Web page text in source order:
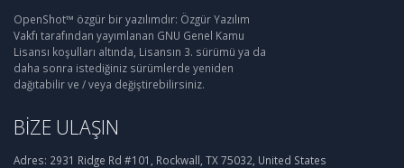
OpenShot™ özgür bir yazılımdır: Özgür Yazılım
Vakfı tarafından yayımlanan GNU Genel Kamu
Lisansı koşulları altında, Lisansın 3. sürümü ya da
daha sonra istediğiniz sürümlerde yeniden
dağıtabilir ve / veya değiştirebilirsiniz.
BIZE ULAŞIN
Adres: 2931 Ridge Rd #101, Rockwall, TX 75032, United States